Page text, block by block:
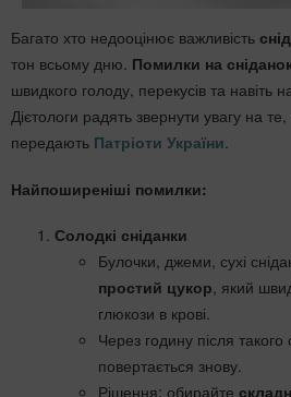
Багато хто недооцінює важливість
тон всьому дню. Помилки на
швидкого голоду, перекусів та навіть
Дієтологи радять звернути увагу на
передають Патріоти України.
Найпоширеніші помилки:
Солодкі сніданки
Булочки, джеми, сухі
простий цукор, який
глюкози в крові.
Через годину після такого
повертається знову.
Рішення: обирайте